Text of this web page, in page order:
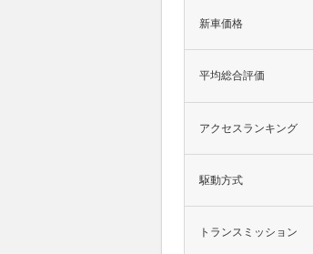
新車価格
平均総合評価
アクセスランキング
駆動方式
トランスミッション